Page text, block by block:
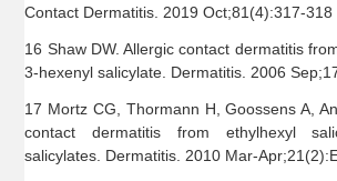
Contact Dermatitis. 2019 Oct;81(4):317-318
16 Shaw DW. Allergic contact dermatitis
3-hexenyl salicylate. Dermatitis. 2006
17 Mortz CG, Thormann H, Goossens A,
contact dermatitis from ethylhexyl
salicylates. Dermatitis. 2010 Mar-